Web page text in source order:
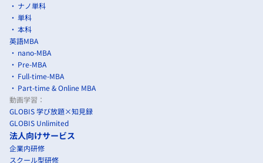
ナノ単科
単科
本科
英語MBA
nano-MBA
Pre-MBA
Full-time-MBA
Part-time & Online MBA
動画学習：
GLOBIS 学び放題×知見録
GLOBIS Unlimited
法人向けサービス
企業内研修
スクール型研修